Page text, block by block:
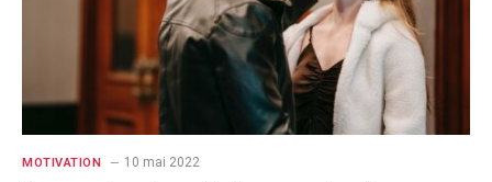
MOTIVATION 10 mai 2022